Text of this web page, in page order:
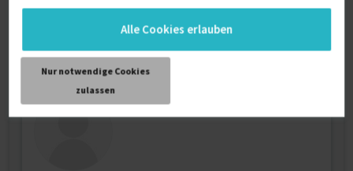
Alle Cookies erlauben
Nur notwendige Cookies
zulassen
0
Referenzen